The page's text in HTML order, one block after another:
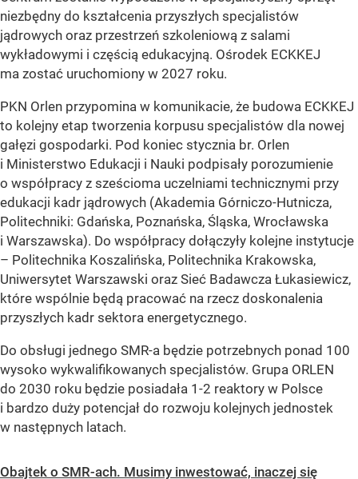
niezbędny do kształcenia przyszłych specjalistów
jądrowych oraz przestrzeń szkoleniową z salami
wykładowymi i częścią edukacyjną. Ośrodek ECKKEJ
ma zostać uruchomiony w 2027 roku.
PKN Orlen przypomina w komunikacie, że budowa ECKKEJ
to kolejny etap tworzenia korpusu specjalistów dla nowej
gałęzi gospodarki. Pod koniec stycznia br. Orlen
i Ministerstwo Edukacji i Nauki podpisały porozumienie
o współpracy z sześcioma uczelniami technicznymi przy
edukacji kadr jądrowych (Akademia Górniczo-Hutnicza,
Politechniki: Gdańska, Poznańska, Śląska, Wrocławska
i Warszawska). Do współpracy dołączyły kolejne instytucje
– Politechnika Koszalińska, Politechnika Krakowska,
Uniwersytet Warszawski oraz Sieć Badawcza Łukasiewicz,
które wspólnie będą pracować na rzecz doskonalenia
przyszłych kadr sektora energetycznego.
Do obsługi jednego SMR-a będzie potrzebnych ponad 100
wysoko wykwalifikowanych specjalistów. Grupa ORLEN
do 2030 roku będzie posiadała 1-2 reaktory w Polsce
i bardzo duży potencjał do rozwoju kolejnych jednostek
w następnych latach.
Obajtek o SMR-ach. Musimy inwestować, inaczej się